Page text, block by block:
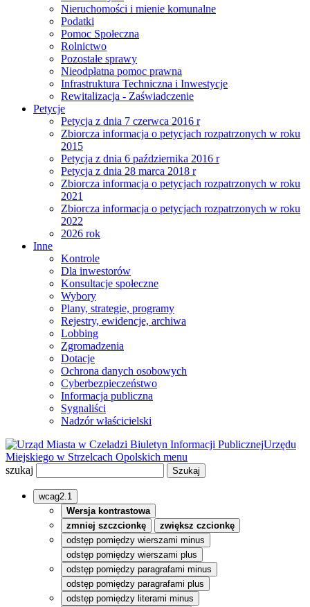
Nieruchomości i mienie komunalne
Podatki
Pomoc Społeczna
Rolnictwo
Pozostałe sprawy
Nieodpłatna pomoc prawna
Infrastruktura Techniczna i Inwestycje
Rewitalizacja - Zaświadczenie
Petycje
Petycja z dnia 7 czerwca 2016 r
Zbiorcza informacja o petycjach rozpatrzonych w roku
2015
Petycja z dnia 6 października 2016 r
Petycja z dnia 28 marca 2018 r
Zbiorcza informacja o petycjach rozpatrzonych w roku
2021
Zbiorcza informacja o petycjach rozpatrzonych w roku
2022
2026 rok
Inne
Kontrole
Dla inwestorów
Konsultacje społeczne
Wybory
Plany, strategie, programy
Rejestry, ewidencje, archiwa
Lobbing
Zgromadzenia
Dotacje
Ochrona danych osobowych
Cyberbezpieczeństwo
Informacja publiczna
Sygnaliści
Nadzór właścicielski
Biuletyn Informacji PublicznejUrzędu
Miejskiego w Strzelcach Opolskich menu
szukaj
wcag2.1
Wersja kontrastowa
zmniej szczcionkę
zwiększ czcionkę
odstęp pomiędzy wierszami minus
odstęp pomiędzy wierszami plus
odstęp pomiędzy paragrafami minus
odstęp pomiędzy paragrafami plus
odstęp pomiędzy literami minus